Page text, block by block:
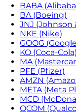
BABA
BA (Boeing)
JNJ (Johnson
NKE (Nike)
GOOG
KO (Coca-Cola)
MA
PFE (Pfizer)
AMZN
META (Meta
MCD
QCOM